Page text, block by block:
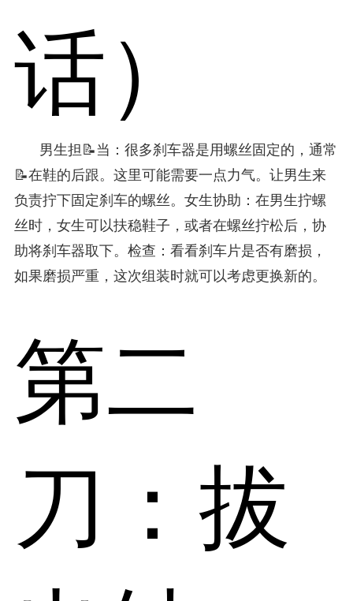
话）
男生担📝当：很多刹车器是用螺丝固定的，通常
📝在鞋的后跟。这里可能需要一点力气。让男生来
负责拧下固定刹车的螺丝。女生协助：在男生拧螺
丝时，女生可以扶稳鞋子，或者在螺丝拧松后，协
助将刹车器取下。检查：看看刹车片是否有磨损，
如果磨损严重，这次组装时就可以考虑更换新的。
第二
刀：拔